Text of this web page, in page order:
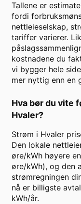
Tallene er
fordi
nettleieselskap,
tariffer varierer.
kostnadene du
vi bygger hele
mer nyttig enn en
Hva bør du vite
Hvaler?
Strøm i Hvaler
Den lokale
øre/kWh høyere
øre/kWh), og den
strømregningen
nå er billigste
kWh/år.